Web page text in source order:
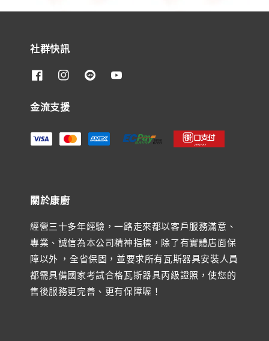
社群快訊
金流支援
關於康廚
經營三十多年經驗，一路走來都以客戶服務滿意、
專業、誠信為本公司精神指標，除了有實體店面保
障以外 ，全省保固，並要求所有瓦斯器具安裝人員
都需具備國家考試合格瓦斯器具丙級證照，使您的
售後服務更完善、更有保障喔！